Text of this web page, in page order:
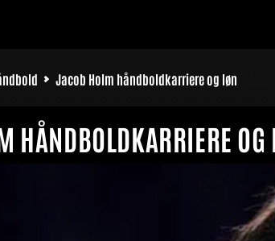
Jacob Holm håndboldkarriere og løn
HÅNDBOLDKARRIERE OG